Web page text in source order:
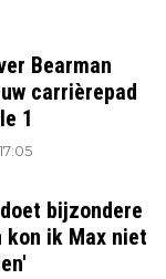
Bearman
carrièrepad
1
bijzondere
kon ik Max niet